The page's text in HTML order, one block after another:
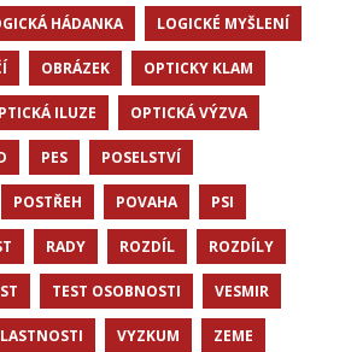
HÁDANKA LOGICKÉ MYŠLENÍ
OBRÁZEK OPTICKY KLAM
ILUZE OPTICKÁ VÝZVA
PES POSELSTVÍ
POSTŘEH POVAHA PSI
RADY ROZDÍL ROZDÍLY
TEST OSOBNOSTI VESMIR
VYZKUM ZEME